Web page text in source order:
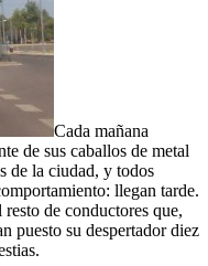
Cada mañana
de sus caballos de metal
de la ciudad, y todos
llegan tarde.
de conductores que,
puesto su despertador diez